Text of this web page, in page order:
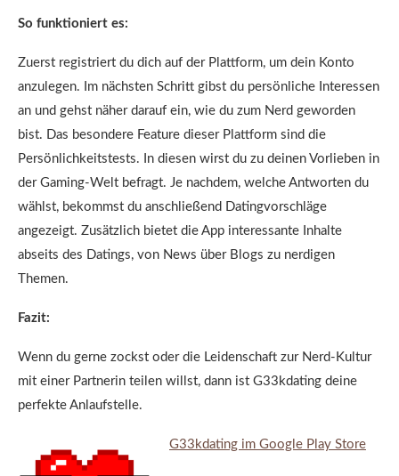
So funktioniert es:
Zuerst registriert du dich auf der Plattform, um dein Konto
anzulegen. Im nächsten Schritt gibst du persönliche Interessen
an und gehst näher darauf ein, wie du zum Nerd geworden
bist. Das besondere Feature dieser Plattform sind die
Persönlichkeitstests. In diesen wirst du zu deinen Vorlieben in
der Gaming-Welt befragt. Je nachdem, welche Antworten du
wählst, bekommst du anschließend Datingvorschläge
angezeigt. Zusätzlich bietet die App interessante Inhalte
abseits des Datings, von News über Blogs zu nerdigen
Themen.
Fazit:
Wenn du gerne zockst oder die Leidenschaft zur Nerd-Kultur
mit einer Partnerin teilen willst, dann ist G33kdating deine
perfekte Anlaufstelle.
G33kdating im Google Play Store